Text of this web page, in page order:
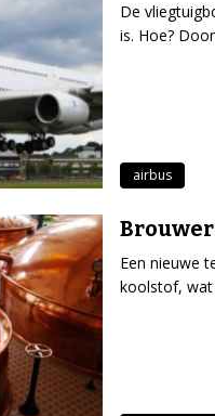
De
is. Hoe?
airbus
Een nieuwe
koolstof, wat